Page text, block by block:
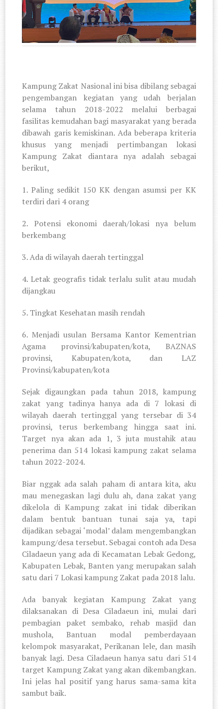
Kampung Zakat Nasional ini bisa dibilang sebagai
pengembangan kegiatan yang udah berjalan
selama tahun 2018-2022 melalui berbagai
fasilitas kemudahan bagi masyarakat yang berada
dibawah garis kemiskinan. Ada beberapa kriteria
khusus yang menjadi pertimbangan lokasi
Kampung Zakat diantara nya adalah sebagai
berikut,
1. Paling sedikit 150 KK dengan asumsi per KK
terdiri dari 4 orang
2. Potensi ekonomi daerah/lokasi nya belum
berkembang
3. Ada di wilayah daerah tertinggal
4. Letak geografis tidak terlalu sulit atau mudah
dijangkau
5. Tingkat Kesehatan masih rendah
6. Menjadi usulan Bersama Kantor Kementrian
Agama provinsi/kabupaten/kota, BAZNAS
provinsi, Kabupaten/kota, dan LAZ
Provinsi/kabupaten/kota
Sejak digaungkan pada tahun 2018, kampung
zakat yang tadinya hanya ada di 7 lokasi di
wilayah daerah tertinggal yang tersebar di 34
provinsi, terus berkembang hingga saat ini.
Target nya akan ada 1, 3 juta mustahik atau
penerima dan 514 lokasi kampung zakat selama
tahun 2022-2024.
Biar nggak ada salah paham di antara kita, aku
mau menegaskan lagi dulu ah, dana zakat yang
dikelola di Kampung zakat ini tidak diberikan
dalam bentuk bantuan tunai saja ya, tapi
dijadikan sebagai ‘modal’ dalam mengembangkan
kampung/desa tersebut. Sebagai contoh ada Desa
Ciladaeun yang ada di Kecamatan Lebak Gedong,
Kabupaten Lebak, Banten yang merupakan salah
satu dari 7 Lokasi kampung Zakat pada 2018 lalu.
Ada banyak kegiatan Kampung Zakat yang
dilaksanakan di Desa Ciladaeun ini, mulai dari
pembagian paket sembako, rehab masjid dan
mushola, Bantuan modal pemberdayaan
kelompok masyarakat, Perikanan lele, dan masih
banyak lagi. Desa Ciladaeun hanya satu dari 514
target Kampung Zakat yang akan dikembangkan.
Ini jelas hal positif yang harus sama-sama kita
sambut baik.